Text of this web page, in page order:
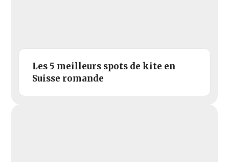
Les 5 meilleurs spots de kite en
Suisse romande